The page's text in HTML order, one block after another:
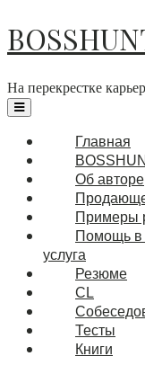
На перекрестке
Главная
Об авторе
Примеры
Помощь в
услуга
Резюме
CL
Тесты
Книги